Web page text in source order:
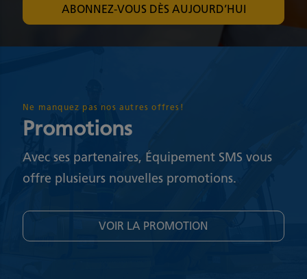
Ne manquez pas nos autres offres!
Promotions
Avec ses partenaires, Équipement SMS vous
offre plusieurs nouvelles promotions.
VOIR LA PROMOTION
ABONNEZ-VOUS DÈS AUJOURD’HUI